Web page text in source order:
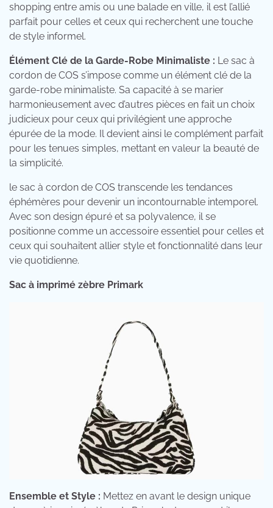
shopping entre amis ou une balade en ville, il est l’allié
parfait pour celles et ceux qui recherchent une touche
de style informel.
Élément Clé de la Garde-Robe Minimaliste : Le sac à
cordon de COS s’impose comme un élément clé de la
garde-robe minimaliste. Sa capacité à se marier
harmonieusement avec d’autres pièces en fait un choix
judicieux pour ceux qui privilégient une approche
épurée de la mode. Il devient ainsi le complément parfait
pour les tenues simples, mettant en valeur la beauté de
la simplicité.
le sac à cordon de COS transcende les tendances
éphémères pour devenir un incontournable intemporel.
Avec son design épuré et sa polyvalence, il se
positionne comme un accessoire essentiel pour celles et
ceux qui souhaitent allier style et fonctionnalité dans leur
vie quotidienne.
Sac à imprimé zèbre Primark
Ensemble et Style : Mettez en avant le design unique